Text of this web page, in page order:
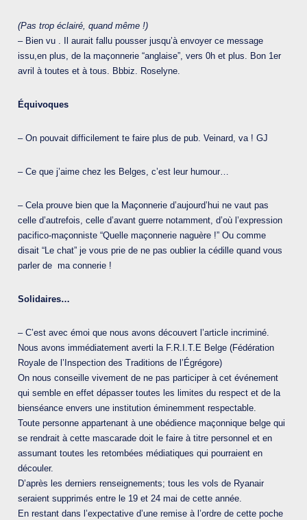
(Pas trop éclairé, quand même !)
– Bien vu . Il aurait fallu pousser jusqu’à envoyer ce message
issu,en plus, de la maçonnerie “anglaise”, vers 0h et plus. Bon 1er
avril à toutes et à tous. Bbbiz. Roselyne.
Équivoques
– On pouvait difficilement te faire plus de pub. Veinard, va ! GJ
– Ce que j’aime chez les Belges, c’est leur humour…
– Cela prouve bien que la Maçonnerie d’aujourd’hui ne vaut pas
celle d’autrefois, celle d’avant guerre notamment, d’où l’expression
pacifico-maçonniste “Quelle maçonnerie naguère !” Ou comme
disait “Le chat” je vous prie de ne pas oublier la cédille quand vous
parler de ma connerie !
Solidaires…
– C’est avec émoi que nous avons découvert l’article incriminé.
Nous avons immédiatement averti la F.R.I.T.E Belge (Fédération
Royale de l’Inspection des Traditions de l’Égrégore)
On nous conseille vivement de ne pas participer à cet événement
qui semble en effet dépasser toutes les limites du respect et de la
bienséance envers une institution éminemment respectable.
Toute personne appartenant à une obédience maçonnique belge qui
se rendrait à cette mascarade doit le faire à titre personnel et en
assumant toutes les retombées médiatiques qui pourraient en
découler.
D’après les derniers renseignements; tous les vols de Ryanair
seraient supprimés entre le 19 et 24 mai de cette année.
En restant dans l’expectative d’une remise à l’ordre de cette poche